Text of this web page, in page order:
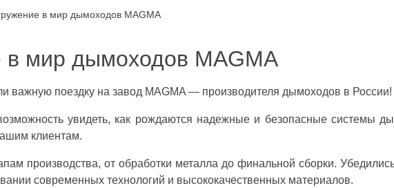
в мир дымоходов MAGMA
в мир дымоходов MAGMA
важную поездку на завод MAGMA — производителя дымоходов в России!
увидеть, как рождаются надежные и безопасные системы
клиентам.
производства, от обработки металла до финальной сборки.
современных технологий и высококачественных материалов.